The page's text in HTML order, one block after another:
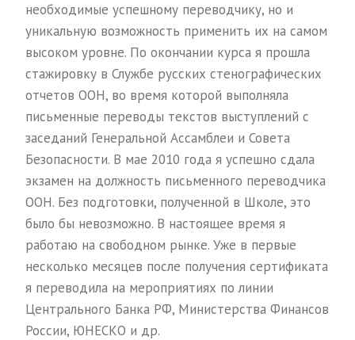
необходимые успешному переводчику, но и
уникальную возможность применить их на самом
высоком уровне. По окончании курса я прошла
стажировку в Службе русских стенографических
отчетов ООН, во время которой выполняла
письменные переводы текстов выступлений с
заседаний Генеральной Ассамблеи и Совета
Безопасности. В мае 2010 года я успешно сдала
экзамен на должность письменного переводчика
ООН. Без подготовки, полученной в Школе, это
было бы невозможно. В настоящее время я
работаю на свободном рынке. Уже в первые
несколько месяцев после получения сертификата
я переводила на мероприятиях по линии
Центрального Банка РФ, Министерства Финансов
России, ЮНЕСКО и др.